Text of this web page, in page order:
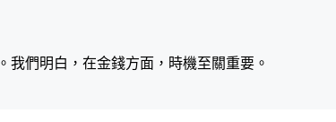
。我們明白，在金錢方面，時機至關重要。